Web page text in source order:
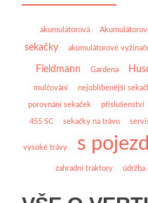
akumulátorová
sekačky
akumulátorové
Fieldmann Gardena
mulčování nejoblíbenější
porovnání sekaček příslušenství
455 SC sekačky na trávu
vysoké trávy s
zahradní traktory údržba